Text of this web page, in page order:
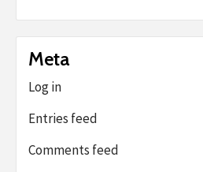
Meta
Log in
Entries feed
Comments feed